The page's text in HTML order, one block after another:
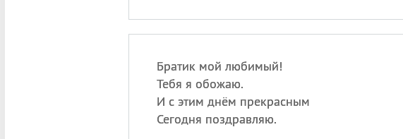
Братик мой любимый!
Тебя я обожаю.
И с этим днём прекрасным
Сегодня поздравляю.